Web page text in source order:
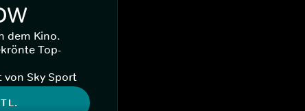
dem Kino.
Top-
von Sky Sport